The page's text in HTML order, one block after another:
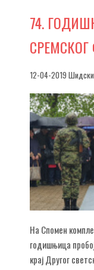
74.
12-04-2019
На Спомен
годишњица
крај Другог